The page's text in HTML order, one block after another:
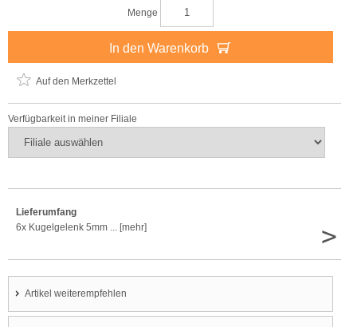
Menge
In den Warenkorb
Auf den Merkzettel
Verfügbarkeit in meiner Filiale
Lieferumfang
6x Kugelgelenk 5mm ... [mehr]
>
Artikel weiterempfehlen